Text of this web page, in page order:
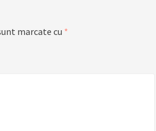
marcate cu *